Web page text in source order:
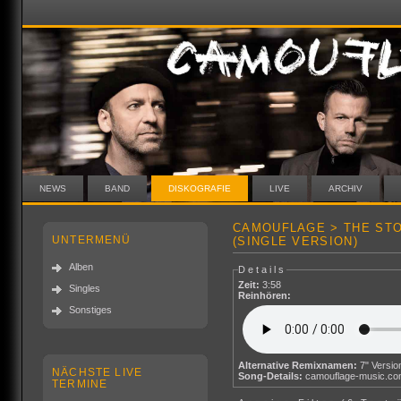
NEWS BAND DISKOGRAFIE LIVE ARCHIV
UNTERMENÜ
Alben
Singles
Sonstiges
NÄCHSTE LIVE
TERMINE
CAMOUFLAGE > THE
(SINGLE VERSION)
Details
Zeit: 3:58
Reinhören:
Alternative Remixnamen: 7"
Song-Details: camouflage-